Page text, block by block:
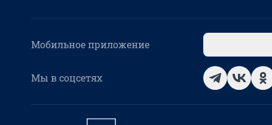
Мобильное приложение
Мы в соцсетях